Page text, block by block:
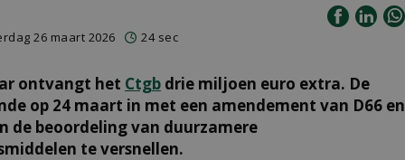
26 maart 2026 24 sec
ontvangt het Ctgb drie miljoen euro extra. De
op 24 maart in met een amendement van D66 en
de beoordeling van duurzamere
te versnellen.